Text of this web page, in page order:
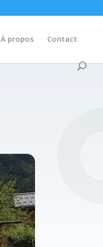
À propos Contact